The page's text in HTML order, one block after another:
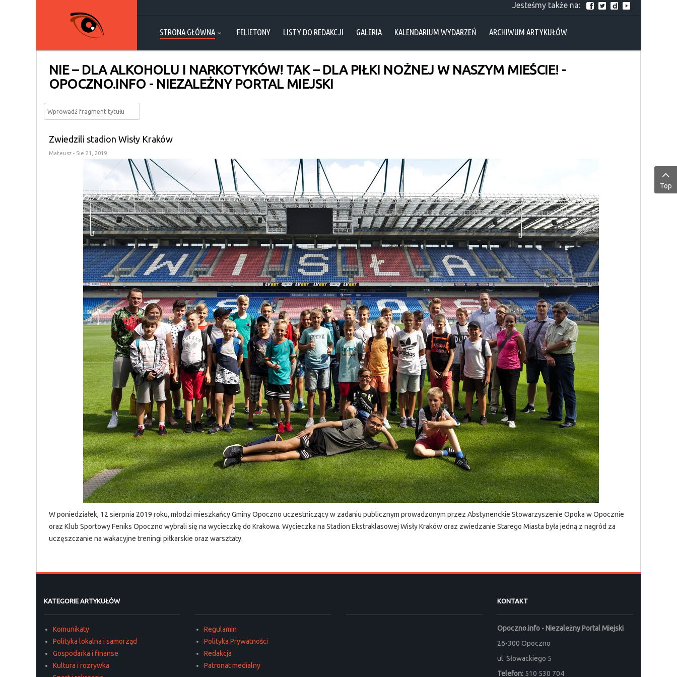
Jesteśmy także na:
STRONA GŁÓWNA FELIETONY LISTY DO REDAKCJI GALERIA KALENDARIUM WYDARZEŃ ARCHIWUM ARTYKUŁÓW
NIE – DLA ALKOHOLU I NARKOTYKÓW! TAK – DLA PIŁKI NOŻNEJ W NASZYM MIEŚCIE! -
OPOCZNO.INFO - NIEZALEŻNY PORTAL MIEJSKI
Zwiedzili stadion Wisły Kraków
Mateusz - Sie 21, 2019
W poniedziałek, 12 sierpnia 2019 roku, młodzi mieszkańcy Gminy Opoczno uczestniczący w zadaniu publicznym prowadzonym przez Abstynenckie Stowarzyszenie Opoka w Opocznie
oraz Klub Sportowy Feniks Opoczno wybrali się na wycieczkę do Krakowa. Wycieczka na Stadion Ekstraklasowej Wisły Kraków oraz zwiedzanie Starego Miasta była jedną z nagród za
uczęszczanie na wakacyjne treningi piłkarskie oraz warsztaty.
KATEGORIE ARTYKUŁÓW
Komunikaty
Polityka lokalna i samorząd
Gospodarka i finanse
Kultura i rozrywka
Regulamin
Polityka Prywatności
Redakcja
Patronat medialny
KONTAKT
Opoczno.info - Niezależny Portal Miejski
26-300 Opoczno
ul. Słowackiego 5
Telefon: 510 530 704
Top